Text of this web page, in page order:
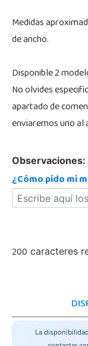
Medidas
de ancho.
Disponible 2
No olvides
apartado de
enviaremos uno al
Observaciones:
¿Cómo pido mi
200 caracteres
La